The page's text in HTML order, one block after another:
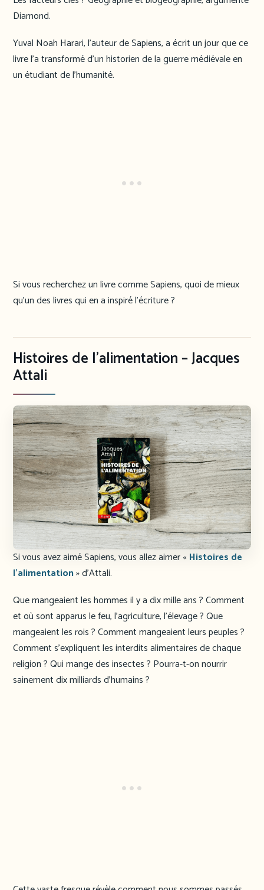
Diamond.
Yuval Noah Harari, l’auteur de Sapiens, a écrit un jour que ce
livre l’a transformé d’un historien de la guerre médiévale en
un étudiant de l’humanité.
Si vous recherchez un livre comme Sapiens, quoi de mieux
qu’un des livres qui en a inspiré l’écriture ?
Histoires de l’alimentation – Jacques
Attali
Si vous avez aimé Sapiens, vous allez aimer « Histoires de
l’alimentation» d’Attali.
Que mangeaient les hommes il y a dix mille ans ? Comment
et où sont apparus le feu, l’agriculture, l’élevage ? Que
mangeaient les rois ? Comment mangeaient leurs peuples ?
Comment s’expliquent les interdits alimentaires de chaque
religion ? Qui mange des insectes ? Pourra-t-on nourrir
sainement dix milliards d’humains ?